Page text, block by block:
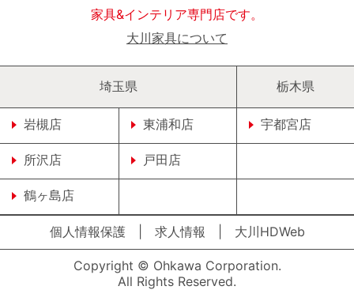
家具&インテリア専門店です。
大川家具について
埼玉県
岩槻店 東浦和店
所沢店 戸田店
鶴ヶ島店
栃木県
宇都宮店
個人情報保護| 求人情報 大川HDWeb
Copyright © Ohkawa Corporation.
All Rights Reserved.